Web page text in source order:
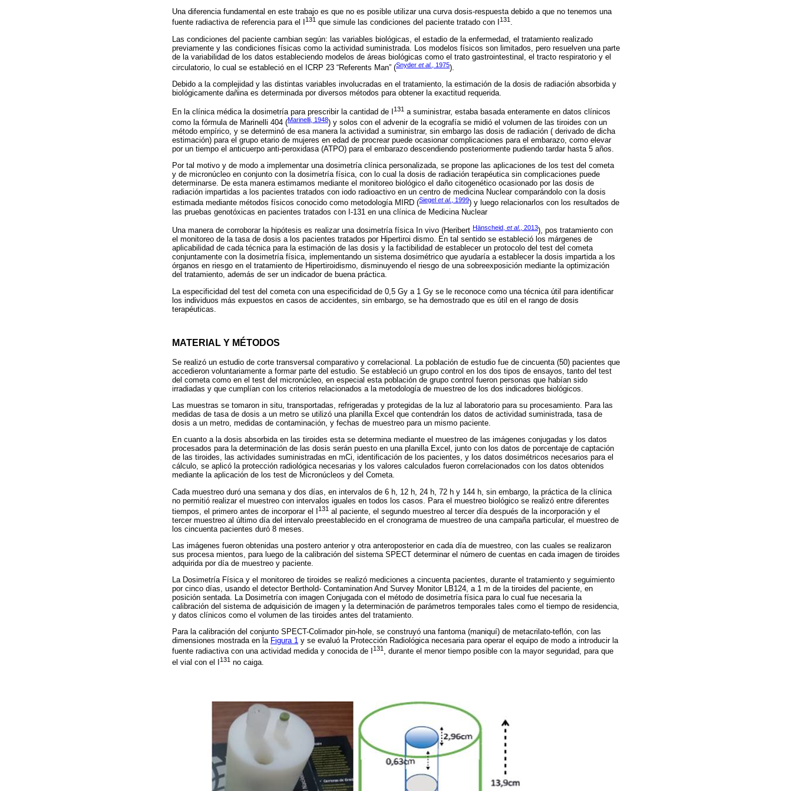
Una diferencia fundamental en este trabajo es que no es posible utilizar una curva dosis-respuesta debido a que no tenemos una
fuente radiactiva de referencia para el I
131 que simule las condiciones del paciente tratado con I 131 .
Las condiciones del paciente cambian según: las variables biológicas, el estadio de la enfermedad, el tratamiento realizado
previamente y las condiciones físicas como la actividad suministrada. Los modelos físicos son limitados, pero resuelven una parte
de la variabilidad de los datos estableciendo modelos de áreas biológicas como el trato gastrointestinal, el tracto respiratorio y el
circulatorio, lo cual se estableció en el ICRP 23 “Referents Man” (Snyder et al. , 1975).
Debido a la complejidad y las distintas variables involucradas en el tratamiento, la estimación de la dosis de radiación absorbida y
biológicamente dañina es determinada por diversos métodos para obtener la exactitud requerida.
En la clínica médica la dosimetría para prescribir la cantidad de I 131 a suministrar, estaba basada enteramente en datos clínicos
como la fórmula de Marinelli 404 (Marinelli, 1948) y solos con el advenir de la ecografía se midió el volumen de las tiroides con un
método empírico, y se determinó de esa manera la actividad a suministrar, sin embargo las dosis de radiación ( derivado de dicha
estimación) para el grupo etario de mujeres en edad de procrear puede ocasionar complicaciones para el embarazo, como elevar
por un tiempo el anticuerpo anti-peroxidasa (ATPO) para el embarazo descendiendo posteriormente pudiendo tardar hasta 5 años.
Por tal motivo y de modo a implementar una dosimetría clínica personalizada, se propone las aplicaciones de los test del cometa
y de micronúcleo en conjunto con la dosimetría física, con lo cual la dosis de radiación terapéutica sin complicaciones puede
determinarse. De esta manera estimamos mediante el monitoreo biológico el daño citogenético ocasionado por las dosis de
radiación impartidas a los pacientes tratados con iodo radioactivo en un centro de medicina Nuclear comparándolo con la dosis
estimada mediante métodos físicos conocido como metodología MIRD (Siegel et al., 1999) y luego relacionarlos con los resultados de
las pruebas genotóxicas en pacientes tratados con I-131 en una clínica de Medicina Nuclear
Una manera de corroborar la hipótesis es realizar una dosimetría física In vivo (Heribert Hänscheid, et al., 2013), pos tratamiento con
el monitoreo de la tasa de dosis a los pacientes tratados por Hipertiroi dismo. En tal sentido se estableció los márgenes de
aplicabilidad de cada técnica para la estimación de las dosis y la factibilidad de establecer un protocolo del test del cometa
conjuntamente con la dosimetría física, implementando un sistema dosimétrico que ayudaría a establecer la dosis impartida a los
órganos en riesgo en el tratamiento de Hipertiroidismo, disminuyendo el riesgo de una sobreexposición mediante la optimización
del tratamiento, además de ser un indicador de buena práctica.
La especificidad del test del cometa con una especificidad de 0,5 Gy a 1 Gy se le reconoce como una técnica útil para identificar
los individuos más expuestos en casos de accidentes, sin embargo, se ha demostrado que es útil en el rango de dosis
terapéuticas.
MATERIAL Y MÉTODOS
Se realizó un estudio de corte transversal comparativo y correlacional. La población de estudio fue de cincuenta (50) pacientes que
accedieron voluntariamente a formar parte del estudio. Se estableció un grupo control en los dos tipos de ensayos, tanto del test
del cometa como en el test del micronúcleo, en especial esta población de grupo control fueron personas que habían sido
irradiadas y que cumplían con los criterios relacionados a la metodología de muestreo de los dos indicadores biológicos.
Las muestras se tomaron in situ, transportadas, refrigeradas y protegidas de la luz al laboratorio para su procesamiento. Para las
medidas de tasa de dosis a un metro se utilizó una planilla Excel que contendrán los datos de actividad suministrada, tasa de
dosis a un metro, medidas de contaminación, y fechas de muestreo para un mismo paciente.
En cuanto a la dosis absorbida en las tiroides esta se determina mediante el muestreo de las imágenes conjugadas y los datos
procesados para la determinación de las dosis serán puesto en una planilla Excel, junto con los datos de porcentaje de captación
de las tiroides, las actividades suministradas en mCi, identificación de los pacientes, y los datos dosimétricos necesarios para el
cálculo, se aplicó la protección radiológica necesarias y los valores calculados fueron correlacionados con los datos obtenidos
mediante la aplicación de los test de Micronúcleos y del Cometa.
Cada muestreo duró una semana y dos días, en intervalos de 6 h, 12 h, 24 h, 72 h y 144 h, sin embargo, la práctica de la clínica
no permitió realizar el muestreo con intervalos iguales en todos los casos. Para el muestreo biológico se realizó entre diferentes
tiempos, el primero antes de incorporar el I
131 al paciente, el segundo muestreo al tercer día después de la incorporación y el
tercer muestreo al último día del intervalo preestablecido en el cronograma de muestreo de una campaña particular, el muestreo de
los cincuenta pacientes duró 8 meses.
Las imágenes fueron obtenidas una postero anterior y otra anteroposterior en cada día de muestreo, con las cuales se realizaron
sus procesa mientos, para luego de la calibración del sistema SPECT determinar el número de cuentas en cada imagen de tiroides
adquirida por día de muestreo y paciente.
La Dosimetría Física y el monitoreo de tiroides se realizó mediciones a cincuenta pacientes, durante el tratamiento y seguimiento
por cinco días, usando el detector Berthold- Contamination And Survey Monitor LB124, a 1 m de la tiroides del paciente, en
posición sentada. La Dosimetría con imagen Conjugada con el método de dosimetría física para lo cual fue necesaria la
calibración del sistema de adquisición de imagen y la determinación de parámetros temporales tales como el tiempo de residencia,
y datos clínicos como el volumen de las tiroides antes del tratamiento.
Para la calibración del conjunto SPECT-Colimador pin-hole, se construyó una fantoma (maniquí) de metacrilato-teflón, con las
dimensiones mostrada en la Figura 1 y se evaluó la Protección Radiológica necesaria para operar el equipo de modo a introducir la
fuente radiactiva con una actividad medida y conocida de I
131, durante el menor tiempo posible con la mayor seguridad, para que
el vial con el I
131 no caiga.